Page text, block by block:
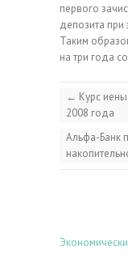
первого
депозита
Таким
на три года
← Курс
2008 года
Альфа-Банк